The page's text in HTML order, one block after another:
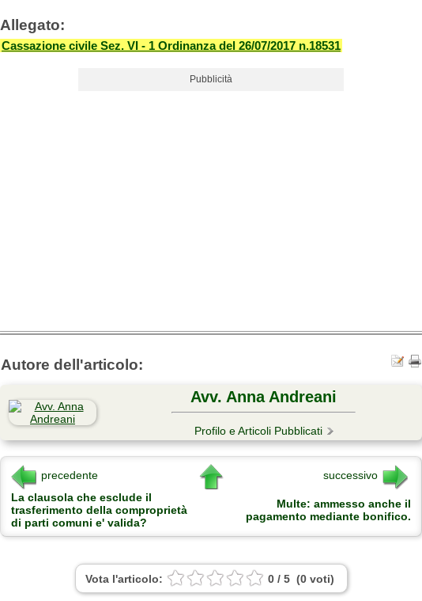
Allegato:
Cassazione civile Sez. VI - 1 Ordinanza del 26/07/2017 n.18531
Pubblicità
Autore dell'articolo:
Avv. Anna Andreani
Profilo e Articoli Pubblicati
precedente
successivo
La clausola che esclude il
trasferimento della comproprietà
di parti comuni e' valida?
Multe: ammesso anche il
pagamento mediante bonifico.
Vota l'articolo: 0/ 5 (0 voti)